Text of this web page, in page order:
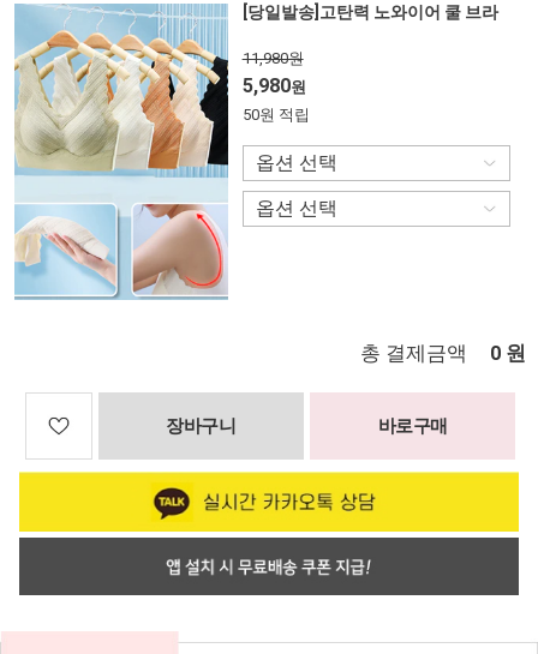
[당일발송]고탄력 노와이어 쿨 브라
11,980원
5,980원
50원 적립
총 결제금액 0 원
장바구니 바로구매